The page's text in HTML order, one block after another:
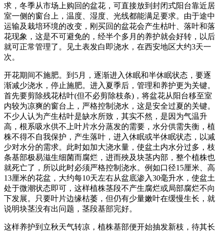
求，冬季从市场上购回的盆花，可直接放到封闭式阳台靠近居
室一侧的窗台上，温度、湿度、光线都能满足要求。由于途中
运输及栽培环境的改变，刚买回的盆花会产生枯叶、落叶和落
花现象，这是不可避免的，经半个多月的养护就会好转，以后
就可正常管理了。见土表发白即浇水，在西安地区大约3天一
次。
开花期间不施肥。到5月，逐渐进入休眠和半休眠状态，要逐
渐减少浇水，停止施肥。进入夏季后，管理和养护更为关键。
首先要剪除残花枯叶(但不必剪除枝条)，将盆花从阳台移至室
内较为凉爽的窗台上，严格控制浇水，这是安全过夏的关键。
不少人认为产生枯叶是缺水所致，其实不然，是因为气温升
高，根系吸水供不上叶片水分蒸发的需要，水分供需失衡，植
株不得不自我保护，产生落叶，进入休眠或半休眠状态，以减
少对水分的需求。此时如加大浇水量，使盆土内水分过多，枝
条基部极易滋生细菌而腐烂，进而殃及块茎内部，整个植株也
就死亡了，所以此时必须严格控制浇水。例如口径15厘米、高
13厘米的花盆，大约每10天左右从盆底渗入30毫升水，使盆土
处于微潮状态即可，这样植株茎段不产生腐烂或局部腐烂不向
下发展。只要叶片边缘枯萎，但仍有少量嫩叶在缓慢生长，就
说明块茎没有出问题，茎段基部完好。
这样养护到立秋天气转凉，植株基部便开始抽发新枝，待其长